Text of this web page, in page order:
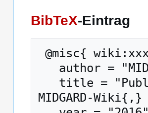
BibTeX-Eintrag
MIDGARD-